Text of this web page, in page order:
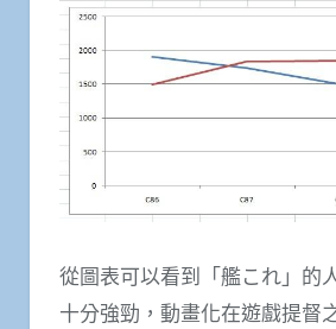
從圖表可以看到「艦これ」的
十分強勁，動畫化在遊戲提督